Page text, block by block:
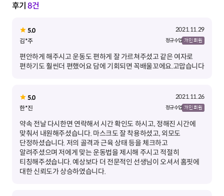
후기 8건
5.0
2021.11.29
김*주
정규 수업 개인 회원
편안하게 해주시고 운동도 편하게 잘 가르쳐주셨고 같은 여자로
편하기도 훨씬더 편했어요 담에 기회되면 꼭배울꼬에요.고맙습니다
5.0
2021.11.26
한*진
정규 수업 개인 회원
약속 전날 다시한면 연락해서 시간 확인도 하시고, 정해진 시간에
맞춰서 내원해주셨습니다. 마스크도 잘 착용하셨고, 외모도
단정하셨습니다. 저의 골격과 근육 상태 등을 체크하고
알려주셨으며 저에게 맞는 운동법을 제시해 주시고 적절히
티칭해주셨습니다. 예상보다 더 전문적인 선생님이 오셔서 홈핏에
대한 신뢰도가 상승하였습니다.